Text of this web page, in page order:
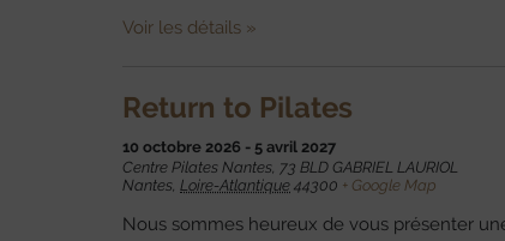
Voir les détails »
Return to Pilates
10 octobre 2026 - 5 avril 2027
Centre Pilates Nantes, 73 BLD GABRIEL LAURIOL
Nantes Loire-Atlantique 44300 + Google Map
Nous sommes heureux de vous présenter